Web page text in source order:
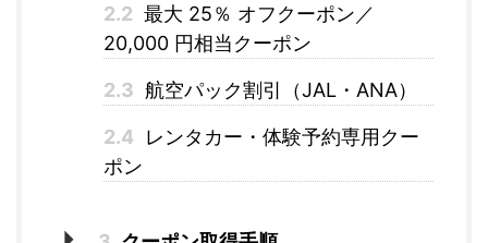
2.2 最大 25％ オフクーポン／
20,000 円相当クーポン
2.3 航空パック割引（JAL・ANA）
2.4
レンタカー・体験予約専用クー
ポン